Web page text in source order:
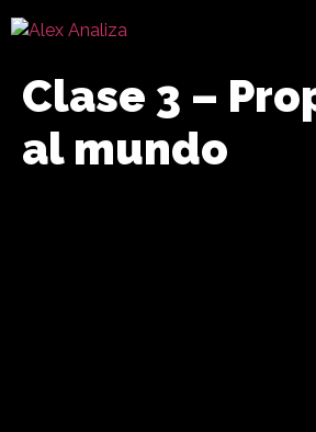
Clase 3 –
al mundo